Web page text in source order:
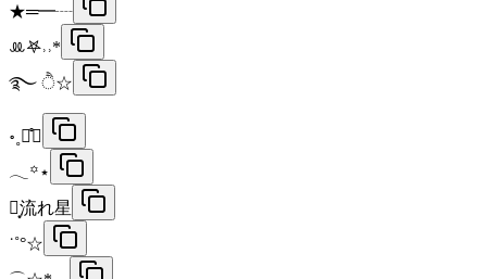
★═━┈
‪ꔛ‬𖤐˒˒*
࿐ ੈ☆
॰˳ཻ̊✩
𓂃꙳⋆
┊͙流れ星
˙˚°☆